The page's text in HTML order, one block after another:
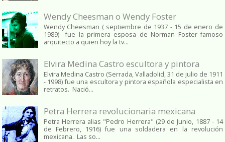
Wendy Cheesman o Wendy Foster
Wendy Cheesman ( septiembre de 1937 - 15 de enero de
1989) fue la primera esposa de Norman Foster famoso
arquitecto a quien hoy la tv...
Elvira Medina Castro escultora y pintora
Elvira Medina Castro (Serrada, Valladolid, 31 de julio de 1911
- 1998) fue una escultora y pintora española especialista en
retratos. Nació...
Petra Herrera revolucionaria mexicana
Petra Herrera alias "Pedro Herrera" (29 de Junio, 1887 - 14
de Febrero, 1916) fue una soldadera en la revolución
mexicana. Las so...